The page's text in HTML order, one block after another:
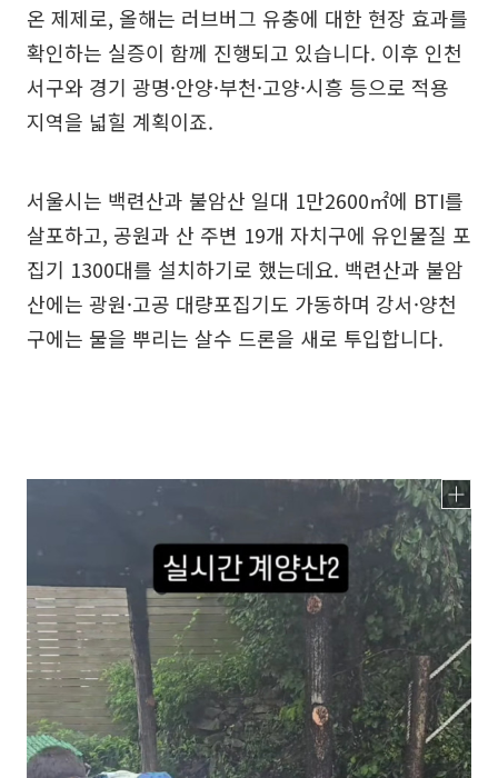
온 제제로, 올해는 러브버그 유충에 대한 현장 효과를
확인하는 실증이 함께 진행되고 있습니다. 이후 인천
서구와 경기 광명·안양·부천·고양·시흥 등으로 적용
지역을 넓힐 계획이죠.
서울시는 백련산과 불암산 일대 1만2600㎡에 BTI를
살포하고, 공원과 산 주변 19개 자치구에 유인물질 포
집기 1300대를 설치하기로 했는데요. 백련산과 불암
산에는 광원·고공 대량포집기도 가동하며 강서·양천
구에는 물을 뿌리는 살수 드론을 새로 투입합니다.